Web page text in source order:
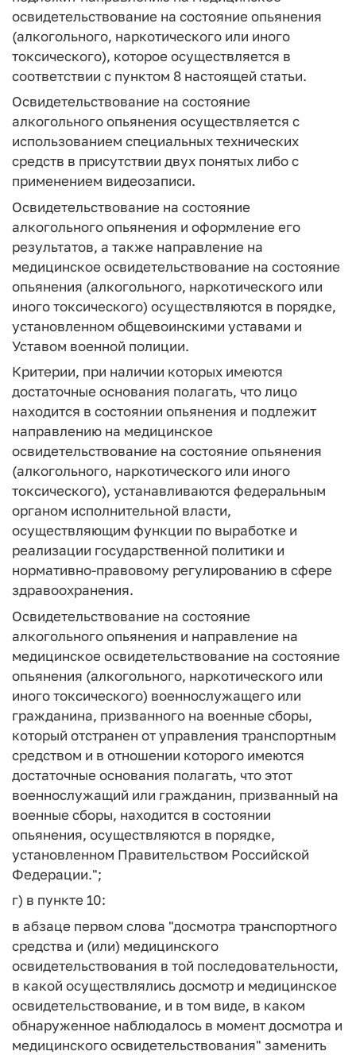
освидетельствование на состояние опьянения
(алкогольного, наркотического или иного
токсического), которое осуществляется в
соответствии с пунктом 8 настоящей статьи.
Освидетельствование на состояние
алкогольного опьянения осуществляется с
использованием специальных технических
средств в присутствии двух понятых либо с
применением видеозаписи.
Освидетельствование на состояние
алкогольного опьянения и оформление его
результатов, а также направление на
медицинское освидетельствование на состояние
опьянения (алкогольного, наркотического или
иного токсического) осуществляются в порядке,
установленном общевоинскими уставами и
Уставом военной полиции.
Критерии, при наличии которых имеются
достаточные основания полагать, что лицо
находится в состоянии опьянения и подлежит
направлению на медицинское
освидетельствование на состояние опьянения
(алкогольного, наркотического или иного
токсического), устанавливаются федеральным
органом исполнительной власти,
осуществляющим функции по выработке и
реализации государственной политики и
нормативно-правовому регулированию в сфере
здравоохранения.
Освидетельствование на состояние
алкогольного опьянения и направление на
медицинское освидетельствование на состояние
опьянения (алкогольного, наркотического или
иного токсического) военнослужащего или
гражданина, призванного на военные сборы,
который отстранен от управления транспортным
средством и в отношении которого имеются
достаточные основания полагать, что этот
военнослужащий или гражданин, призванный на
военные сборы, находится в состоянии
опьянения, осуществляются в порядке,
установленном Правительством Российской
Федерации.";
г) в пункте 10:
в абзаце первом слова "досмотра транспортного
средства и (или) медицинского
освидетельствования в той последовательности,
в какой осуществлялись досмотр и медицинское
освидетельствование, и в том виде, в каком
обнаруженное наблюдалось в момент досмотра и
медицинского освидетельствования" заменить